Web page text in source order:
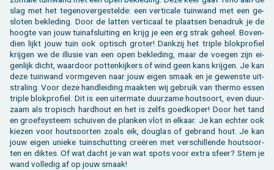
slag met het te­gen­over­ge­stel­de: een ver­ti­ca­le tuin­wand met een ge­
slo­ten be­kle­ding. Door de lat­ten ver­ti­caal te plaat­sen be­na­druk je de
hoog­te van jouw tuin­af­slui­ting en krijg je een erg strak ge­heel. Bo­ven­
dien lijkt jouw tuin ook op­tisch gro­ter! Dank­zij het tri­ple blok­pro­fiel
krij­gen we de il­lu­sie van een open be­kle­ding, maar de voe­gen zijn ei­
gen­lijk dicht, waar­door pot­ten­kij­kers of wind geen kans krij­gen. Je kan
deze tuin­wand vorm­ge­ven naar jouw eigen smaak en je ge­wens­te uit­
stra­ling. Voor deze hand­lei­ding maak­ten wij ge­bruik van ther­mo essen
tri­ple blok­pro­fiel. Dit is een ui­ter­ma­te duur­za­me hout­soort, even duur­
zaam als tro­pisch hard­hout en het is zelfs goed­ko­per! Door het tand
en groef­sys­teem schui­ven de plan­ken vlot in el­kaar. Je kan ech­ter ook
kie­zen voor hout­soor­ten zoals eik, dou­g­las of ge­brand hout. Je kan
jouw eigen unie­ke tuin­schut­ting creëren met ver­schil­len­de hout­soor­
ten en dik­tes. Of wat dacht je van wat spots voor extra sfeer? Stem je
wand vol­le­dig af op jouw smaak!
Toebehoren tegels / bestrating
Bekijk alles van terras
Vierkante palen
Gleufpalen
Toebehoren
Bekijk alles van tuinafsluiting
Bekijk alles van bijgebouw
Toebehoren
Bekijk alles van constructie
Speeltuigen
Dierenverblijf
Onderhoudsproducten
Varia
Bekijk alles van tuininrichting